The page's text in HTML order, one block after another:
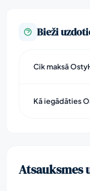
Bieži
Cik maksā
Kā iegādāties
Atsauksmes